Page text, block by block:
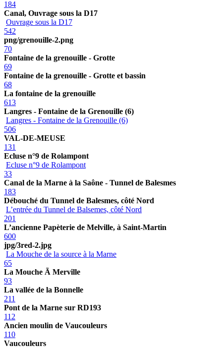
184
Canal, Ouvrage sous la D17
Ouvrage sous la D17
542
png/grenouille-2.png
70
Fontaine de la grenouille - Grotte
69
Fontaine de la grenouille - Grotte et bassin
68
La fontaine de la grenouille
613
Langres - Fontaine de la Grenouille (6)
Langres - Fontaine de la Grenouille (6)
506
VAL-DE-MEUSE
131
Ecluse n°9 de Rolampont
Ecluse n°9 de Rolampont
33
Canal de la Marne à la Saône - Tunnel de Balesmes
183
Débouché du Tunnel de Balesmes, côté Nord
L’entrée du Tunnel de Balsemes, côté Nord
201
L’ancienne Papèterie de Melville, à Saint-Martin
600
jpg/3red-2.jpg
La Mouche de la source à la Marne
65
La Mouche Ã Merville
93
La vallée de la Bonnelle
211
Pont de la Marne sur RD193
112
Ancien moulin de Vaucouleurs
110
Vaucouleurs